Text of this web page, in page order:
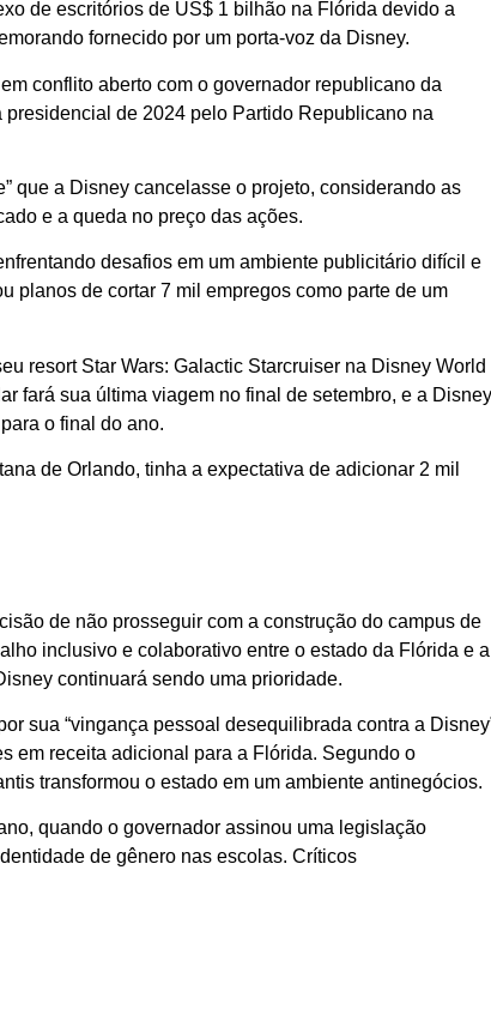
de escritórios de US$ 1 bilhão na Flórida devido a
fornecido por um porta-voz da Disney.
conflito aberto com o governador republicano da
de 2024 pelo Partido Republicano na
que a Disney cancelasse o projeto, considerando as
e a queda no preço das ações.
desafios em um ambiente publicitário difícil e
planos de cortar 7 mil empregos como parte de um
resort Star Wars: Galactic Starcruiser na Disney World
fará sua última viagem no final de setembro, e a Disney
o final do ano.
de Orlando, tinha a expectativa de adicionar 2 mil
de não prosseguir com a construção do campus de
inclusivo e colaborativo entre o estado da Flórida e a
continuará sendo uma prioridade.
sua “vingança pessoal desequilibrada contra a
em receita adicional para a Flórida. Segundo o
transformou o estado em um ambiente antinegócios.
quando o governador assinou uma legislação
de gênero nas escolas. Críticos